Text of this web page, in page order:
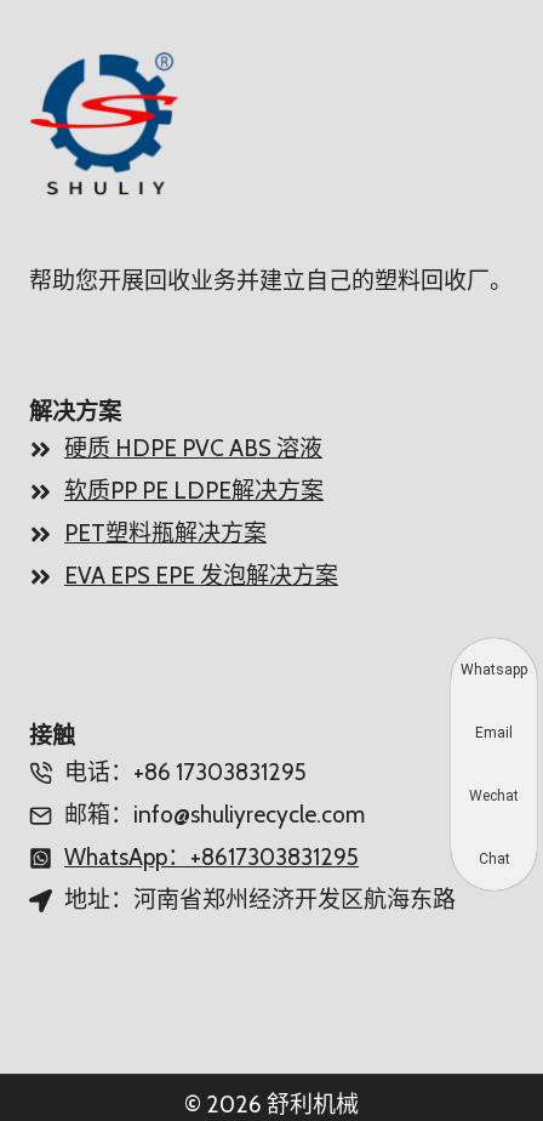
帮助您开展回收业务并建立自己的塑料回收厂。
解决方案
硬质 HDPE PVC ABS 溶液
软质PP PE LDPE解决方案
PET塑料瓶解决方案
EVA EPS EPE 发泡解决方案
接触
电话：+86 17303831295
邮箱：info@shuliyrecycle.com
WhatsApp：+8617303831295
地址：河南省郑州经济开发区航海东路
© 2026 舒利机械
Whatsapp
Email
Wechat
Chat